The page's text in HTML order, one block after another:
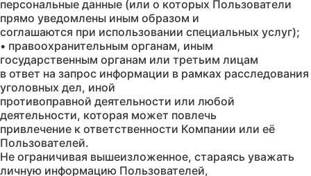
персональные данные (или о которых Пользователи
прямо уведомлены иным образом и
соглашаются при использовании специальных услуг);
• правоохранительным органам, иным
государственным органам или третьим лицам
в ответ на запрос информации в рамках расследования
уголовных дел, иной
противоправной деятельности или любой
деятельности, которая может повлечь
привлечение к ответственности Компании или её
Пользователей.
Не ограничивая вышеизложенное, стараясь уважать
личную информацию Пользователей,